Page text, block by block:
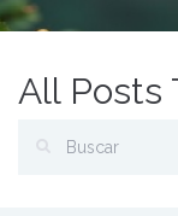
All Posts